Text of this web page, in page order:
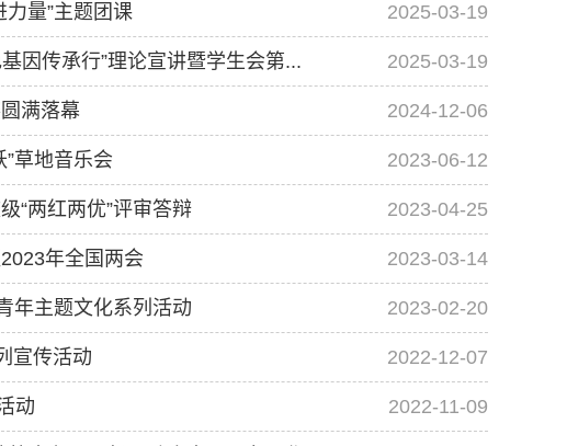
量”主题团课 2025-03-19
因传承行”理论宣讲暨学生会第... 2025-03-19
满落幕 2024-12-06
草地音乐会 2023-06-12
“两红两优”评审答辩 2023-04-25
年全国两会 2023-03-14
年主题文化系列活动 2023-02-20
宣传活动 2022-12-07
动 2022-11-09